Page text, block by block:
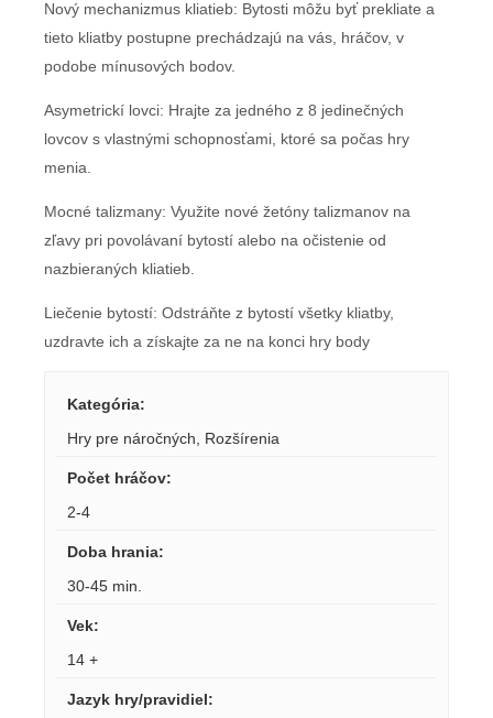
Nový mechanizmus kliatieb: Bytosti môžu byť prekliate a
tieto kliatby postupne prechádzajú na vás, hráčov, v
podobe mínusových bodov.
Asymetrickí lovci: Hrajte za jedného z 8 jedinečných
lovcov s vlastnými schopnosťami, ktoré sa počas hry
menia.
Mocné talizmany: Využite nové žetóny talizmanov na
zľavy pri povolávaní bytostí alebo na očistenie od
nazbieraných kliatieb.
Liečenie bytostí: Odstráňte z bytostí všetky kliatby,
uzdravte ich a získajte za ne na konci hry body
Kategória:
Hry pre náročných
Rozšírenia
Počet hráčov:
2-4
Doba hrania:
30-45 min.
Vek:
14 +
Jazyk hry/pravidiel: